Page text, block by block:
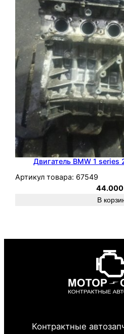
Двигатель BMW 1 series
Артикул товара: 67549
44.000
В
Контрактные